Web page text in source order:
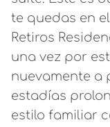
te quedas en el
Retiros
una vez por
nuevamente a
estadías
estilo familiar